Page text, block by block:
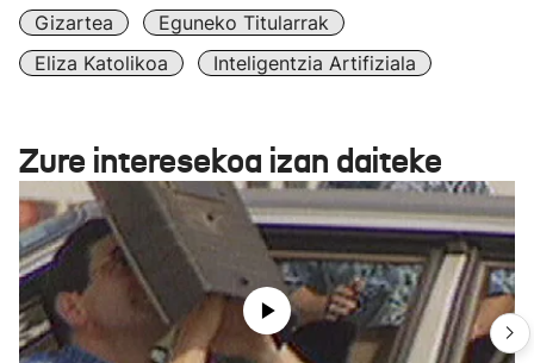
Gizartea
Eguneko Titularrak
Eliza Katolikoa
Inteligentzia Artifiziala
Zure interesekoa izan daiteke